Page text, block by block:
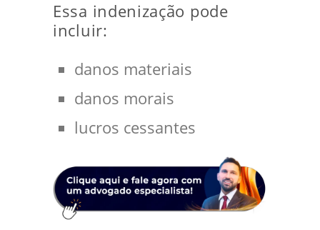
Essa indenização pode
incluir:
danos materiais
danos morais
lucros cessantes